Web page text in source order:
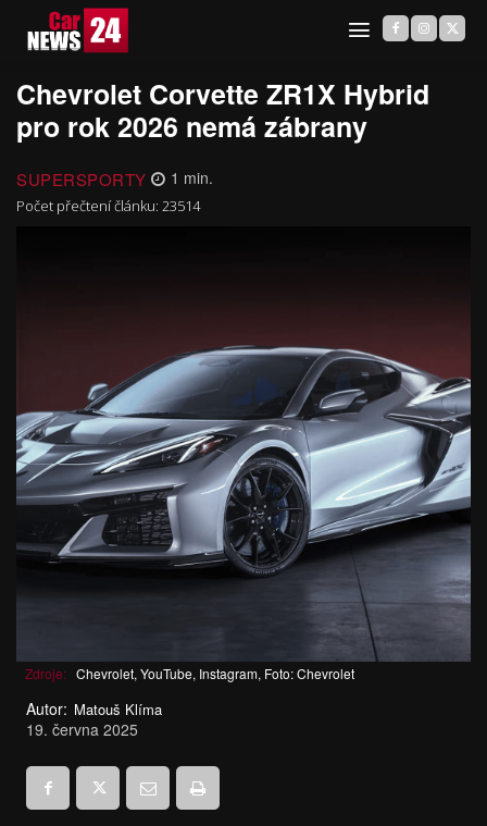
Chevrolet Corvette ZR1X Hybrid
pro rok 2026 nemá zábrany
SUPERSPORTY 1 min.
Počet přečtení článku: 23514
Zdroje: Chevrolet, YouTube, Instagram, Foto: Chevrolet
Autor: Matouš Klíma
19. června 2025